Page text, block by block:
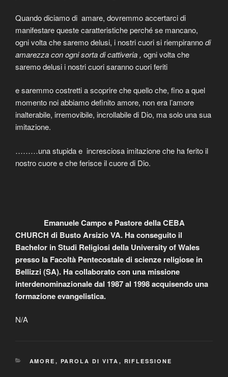
Quando diciamo di amare, dovremmo accertarci di
manifestare queste caratteristiche perché se mancano,
ogni volta che saremo delusi, i nostri cuori si riempirannodi
amarezza con ogni sorta di cattiveria , ogni volta che
saremo delusi i nostri cuori saranno cuori feriti
e saremmo costretti a scoprire che quello che, fino a quel
momento noi abbiamo definito amore, non era l’amore
inalterabile, irremovibile, incrollabile di Dio, ma solo una sua
imitazione.
………una stupida e incresciosa imitazione che ha ferito il
nostro cuore e che ferisce il cuore di Dio.
Emanuele Campo e Pastore della CEBA
CHURCH di Busto Arsizio VA. Ha conseguito il
Bachelor in Studi Religiosi della University of Wales
presso la Facoltà Pentecostale di scienze religiose in
Bellizzi (SA). Ha collaborato con una missione
interdenominazionale dal 1987 al 1998 acquisendo una
formazione evangelistica.
N/A
CATEGORIE
AMORE , PAROLA DI VITA , RIFLESSIONE